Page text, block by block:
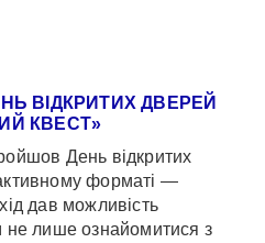
ВІДКРИТИХ ДВЕРЕЙ
КВЕСТ»
День відкритих
форматі —
дав можливість
не лише ознайомитися з